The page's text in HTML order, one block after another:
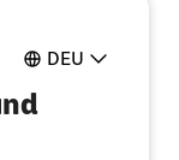
DEU
RWI –
in Essen.
im